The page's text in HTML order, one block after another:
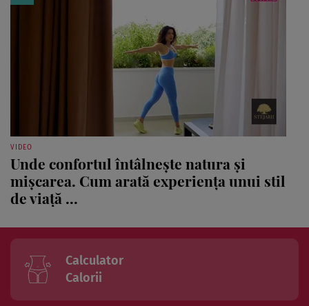
VIDEO
Unde confortul întâlnește natura și
mișcarea. Cum arată experiența unui stil
de viață ...
Calculator
Calorii